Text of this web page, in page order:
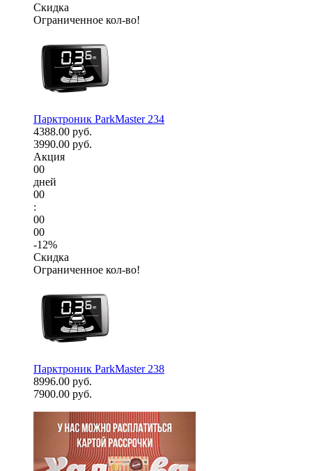
Скидка
Ограниченное кол-во!
Парктроник ParkMaster 234
4388.00 руб.
3990.00 руб.
Акция
00
дней
00
:
00
00
-12%
Скидка
Ограниченное кол-во!
Парктроник ParkMaster 238
8996.00 руб.
7900.00 руб.